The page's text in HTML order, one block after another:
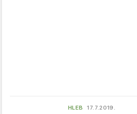
HLEB 17.7.2019.